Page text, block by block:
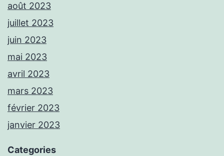
août 2023
juillet 2023
juin 2023
mai 2023
avril 2023
mars 2023
février 2023
janvier 2023
Categories